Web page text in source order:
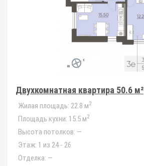
Двухкомнатная квартира 50.6 м²
Жилая площадь: 22.8 м2
Площадь кухни: 15.5 м2
Высота потолков: —
Этаж: 1 из 24 - 26
Отделка: —